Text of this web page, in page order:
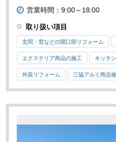
営業時間：9:00～18:00
取り扱い項目
玄関・窓などの開口部リフォーム
エクステリア商品の施工 キッチ
外装リフォーム 三協アルミ商品